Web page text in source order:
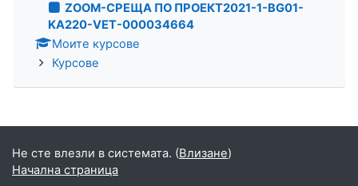
ZOOM-СРЕЩА ПО ПРОЕКТ2021-1-BG01-
KA220-VET-000034664
Моите курсове
Курсове
Не сте влезли в системата. (Влизане)
Начална страница